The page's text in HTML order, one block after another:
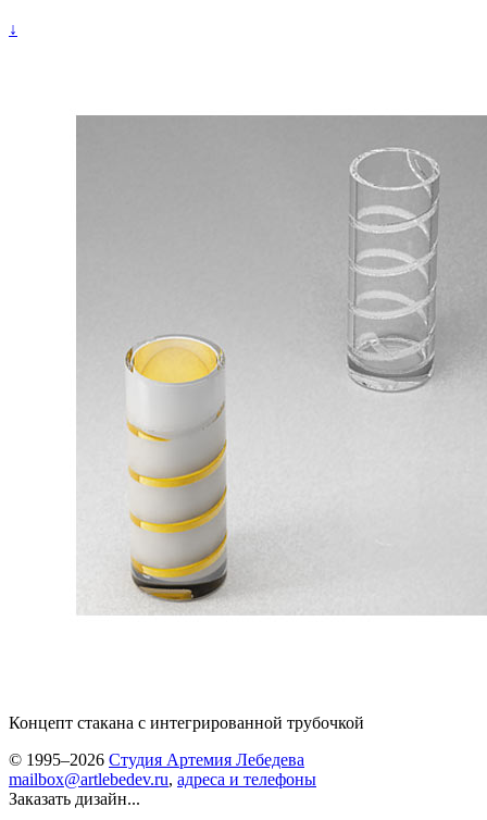
↓
Концепт стакана с интегрированной трубочкой
© 1995–2026 Студия Артемия Лебедева
mailbox@artlebedev.ru, адреса и телефоны
Заказать дизайн...